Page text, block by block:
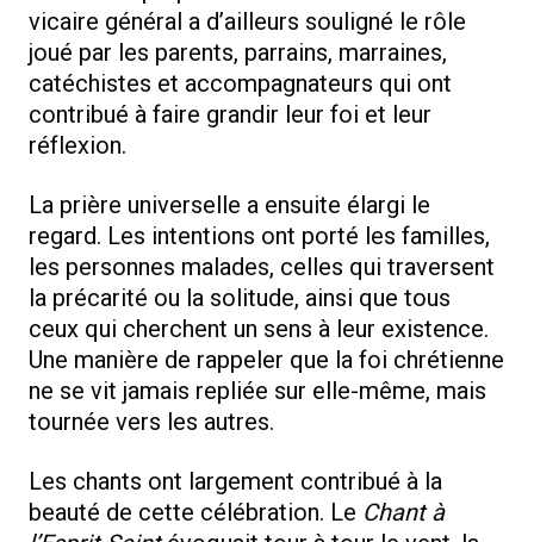
vicaire général a d’ailleurs souligné le rôle
joué par les parents, parrains, marraines,
catéchistes et accompagnateurs qui ont
contribué à faire grandir leur foi et leur
réflexion.
La prière universelle a ensuite élargi le
regard. Les intentions ont porté les familles,
les personnes malades, celles qui traversent
la précarité ou la solitude, ainsi que tous
ceux qui cherchent un sens à leur existence.
Une manière de rappeler que la foi chrétienne
ne se vit jamais repliée sur elle-même, mais
tournée vers les autres.
Les chants ont largement contribué à la
beauté de cette célébration. Le Chant à